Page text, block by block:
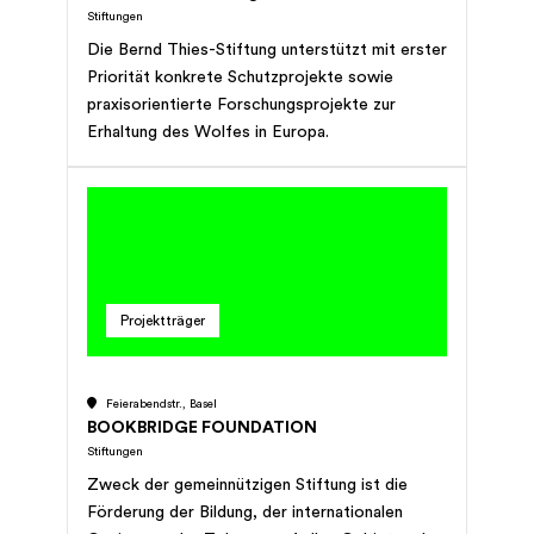
sachlichen Zusammenhang stehen. Zur Erfüllung
ihres Zwecks kann sie namentlich mit
geeigneten Institutionen und Organisationen
kooperieren, solche unterstützen oder selber
errichten und betreiben. Die Stiftung erfüllt
ihren Zweck auf dem Gebiet der ganzen
Schweiz und im Ausland. Die Stiftung ist
Stiftungen
Die Bernd Thies-Stiftung unterstützt mit erster
Priorität konkrete Schutzprojekte sowie
praxisorientierte Forschungsprojekte zur
Erhaltung des Wolfes in Europa.
Projektträger
Feierabendstr., Basel
BOOKBRIDGE FOUNDATION
Stiftungen
Zweck der gemeinnützigen Stiftung ist die
Förderung der Bildung, der internationalen